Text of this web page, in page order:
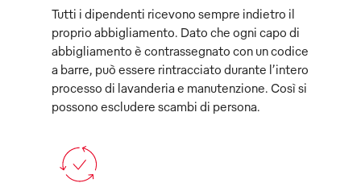
Tutti i dipendenti ricevono sempre indietro il
proprio abbigliamento. Dato che ogni capo di
abbigliamento è contrassegnato con un codice
a barre, può essere rintracciato durante l’intero
processo di lavanderia e manutenzione. Così si
possono escludere scambi di persona.